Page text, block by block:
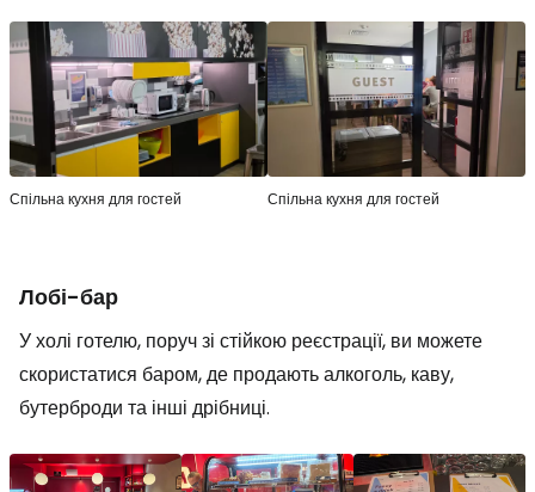
Спільна кухня для гостей Спільна кухня для гостей
Лобі-бар
У холі готелю, поруч зі стійкою реєстрації, ви можете
скористатися баром, де продають алкоголь, каву,
бутерброди та інші дрібниці.